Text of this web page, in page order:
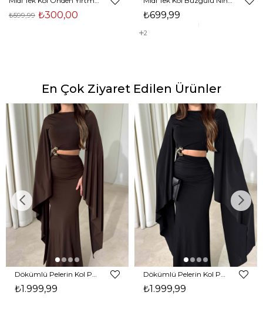
₺300,00
₺599,99 ₺699,99
2
En Çok Ziyaret Edilen Ürünler
₺1.999,99 ₺1.999,99